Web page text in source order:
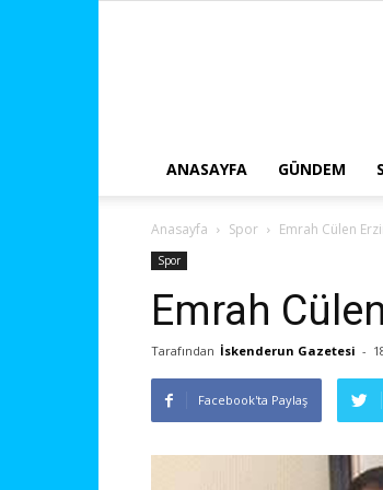
ANASAYFA GÜNDEM
Anasayfa Spor Emrah Cülen
Spor
Emrah
Tarafından İskenderun Gazetesi -
Facebook'ta Paylaş